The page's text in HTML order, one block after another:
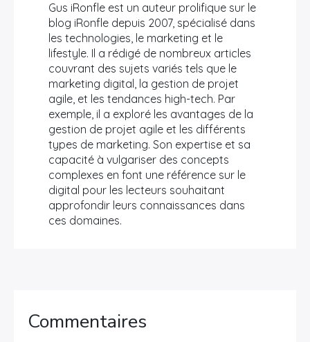
Gus iRonfle est un auteur prolifique sur le
blog iRonfle depuis 2007, spécialisé dans
les technologies, le marketing et le
lifestyle. Il a rédigé de nombreux articles
couvrant des sujets variés tels que le
marketing digital, la gestion de projet
agile, et les tendances high-tech. Par
exemple, il a exploré les avantages de la
gestion de projet agile et les différents
types de marketing. Son expertise et sa
capacité à vulgariser des concepts
complexes en font une référence sur le
digital pour les lecteurs souhaitant
approfondir leurs connaissances dans
ces domaines.
Commentaires